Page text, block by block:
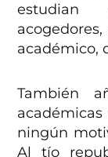
estudian
académico,
También
ningún
Al tío